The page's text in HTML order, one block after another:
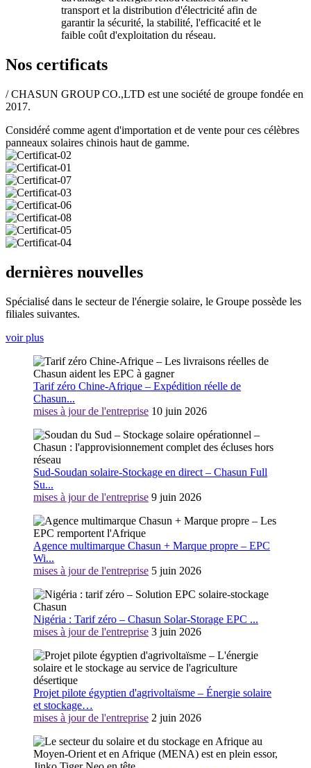
transport et la distribution d'électricité afin de
garantir la sécurité, la stabilité, l'efficacité et le
faible coût d'exploitation du réseau.
Nos certificats
/ CHASUN GROUP CO.,LTD est une société de groupe fondée en
2017.
Considéré comme agent d'importation et de vente pour ces célèbres
panneaux solaires chinois haut de gamme.
dernières nouvelles
Spécialisé dans le secteur de l'énergie solaire, le Groupe possède les
filiales suivantes.
voir plus
Tarif zéro Chine-Afrique – Expédition réelle de
Chasun...
mises à jour de l'entreprise 10 juin 2026
Sud-Soudan solaire-Stockage en direct – Chasun Full
Su...
mises à jour de l'entreprise 9 juin 2026
Agence multimarque Chasun + Marque propre – EPC
Wi...
mises à jour de l'entreprise 5 juin 2026
Nigéria : Tarif zéro – Chasun Solar-Storage EPC ...
mises à jour de l'entreprise 3 juin 2026
Projet pilote égyptien d'agrivoltaïsme – Énergie solaire
et stockage…
mises à jour de l'entreprise 2 juin 2026